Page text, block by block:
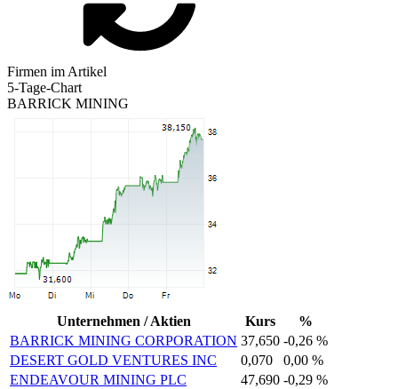
Firmen im Artikel
5-Tage-Chart
BARRICK MINING
Unternehmen / Aktien Kurs
%
BARRICK MINING CORPORATION 37,650 -0,26 %
DESERT GOLD VENTURES INC
0,070
0,00 %
ENDEAVOUR MINING PLC
47,690 -0,29 %